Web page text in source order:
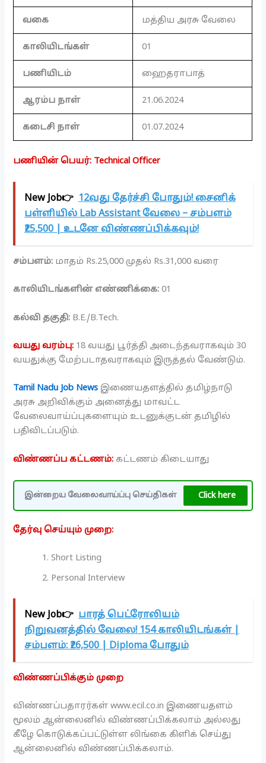
வகை மத்திய அரசு வேலை
காலியிடங்கள் 01
பணியிடம் ஹைதராபாத்
ஆரம்ப நாள் 21.06.2024
கடைசி நாள் 01.07.2024
பணியின் பெயர்: Technical Officer
New Job👉 12வது தேர்ச்சி போதும்! சைனிக்
பள்ளியில் Lab Assistant வேலை – சம்பளம்
₹25,500 | உடனே விண்ணப்பிக்கவும்!
சம்பளம்: மாதம் Rs.25,000 முதல் Rs.31,000 வரை
காலியிடங்களின் எண்ணிக்கை: 01
கல்வி தகுதி: B.E./B.Tech.
வயது வரம்பு: 18 வயது பூர்த்தி அடைந்தவராகவும் 30
வயதுக்கு மேற்படாதவராகவும் இருத்தல் வேண்டும்.
Tamil Nadu Job News இணையதளத்தில் தமிழ்நாடு
அரசு அறிவிக்கும் அனைத்து மாவட்ட
வேலைவாய்ப்புகளையும் உடனுக்குடன் தமிழில்
பதிவிடப்படும்.
விண்ணப்ப கட்டணம்:கட்டணம் கிடையாது
இன்றைய வேலைவாய்ப்பு செய்திகள் Click here
தேர்வு செய்யும் முறை:
Short Listing
Personal Interview
New Job👉 பாரத் பெட்ரோலியம்
நிறுவனத்தில் வேலை! 154 காலியிடங்கள் |
சம்பளம்: ₹26,500 | Diploma போதும்
விண்ணப்பிக்கும் முறை
விண்ணப்பதாரர்கள் www.ecil.co.in இணையதளம்
மூலம் ஆன்லைனில் விண்ணப்பிக்கலாம் அல்லது
கீழே கொடுக்கப்பட்டுள்ள லிங்கை கிளிக் செய்து
ஆன்லைனில் விண்ணப்பிக்கலாம்.